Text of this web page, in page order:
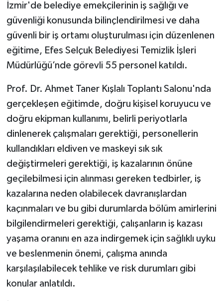
İzmir'de belediye emekçilerinin iş sağlığı ve
güvenliği konusunda bilinçlendirilmesi ve daha
güvenli bir iş ortamı oluşturulması için düzenlenen
eğitime, Efes Selçuk Belediyesi Temizlik İşleri
Müdürlüğü’nde görevli 55 personel katıldı.
Prof. Dr. Ahmet Taner Kışlalı Toplantı Salonu'nda
gerçekleşen eğitimde, doğru kişisel koruyucu ve
doğru ekipman kullanımı, belirli periyotlarla
dinlenerek çalışmaları gerektiği, personellerin
kullandıkları eldiven ve maskeyi sık sık
değiştirmeleri gerektiği, iş kazalarının önüne
geçilebilmesi için alınması gereken tedbirler, iş
kazalarına neden olabilecek davranışlardan
kaçınmaları ve bu gibi durumlarda bölüm amirlerini
bilgilendirmeleri gerektiği, çalışanların iş kazası
yaşama oranını en aza indirgemek için sağlıklı uyku
ve beslenmenin önemi, çalışma anında
karşılaşılabilecek tehlike ve risk durumları gibi
konular anlatıldı.